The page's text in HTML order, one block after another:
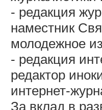
- редакция
наместник
молодежное
- редакция
редактор
интернет-
За вклад в